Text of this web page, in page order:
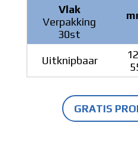
Vlak
Verpakking
30st
Uitknipbaar
GRATIS